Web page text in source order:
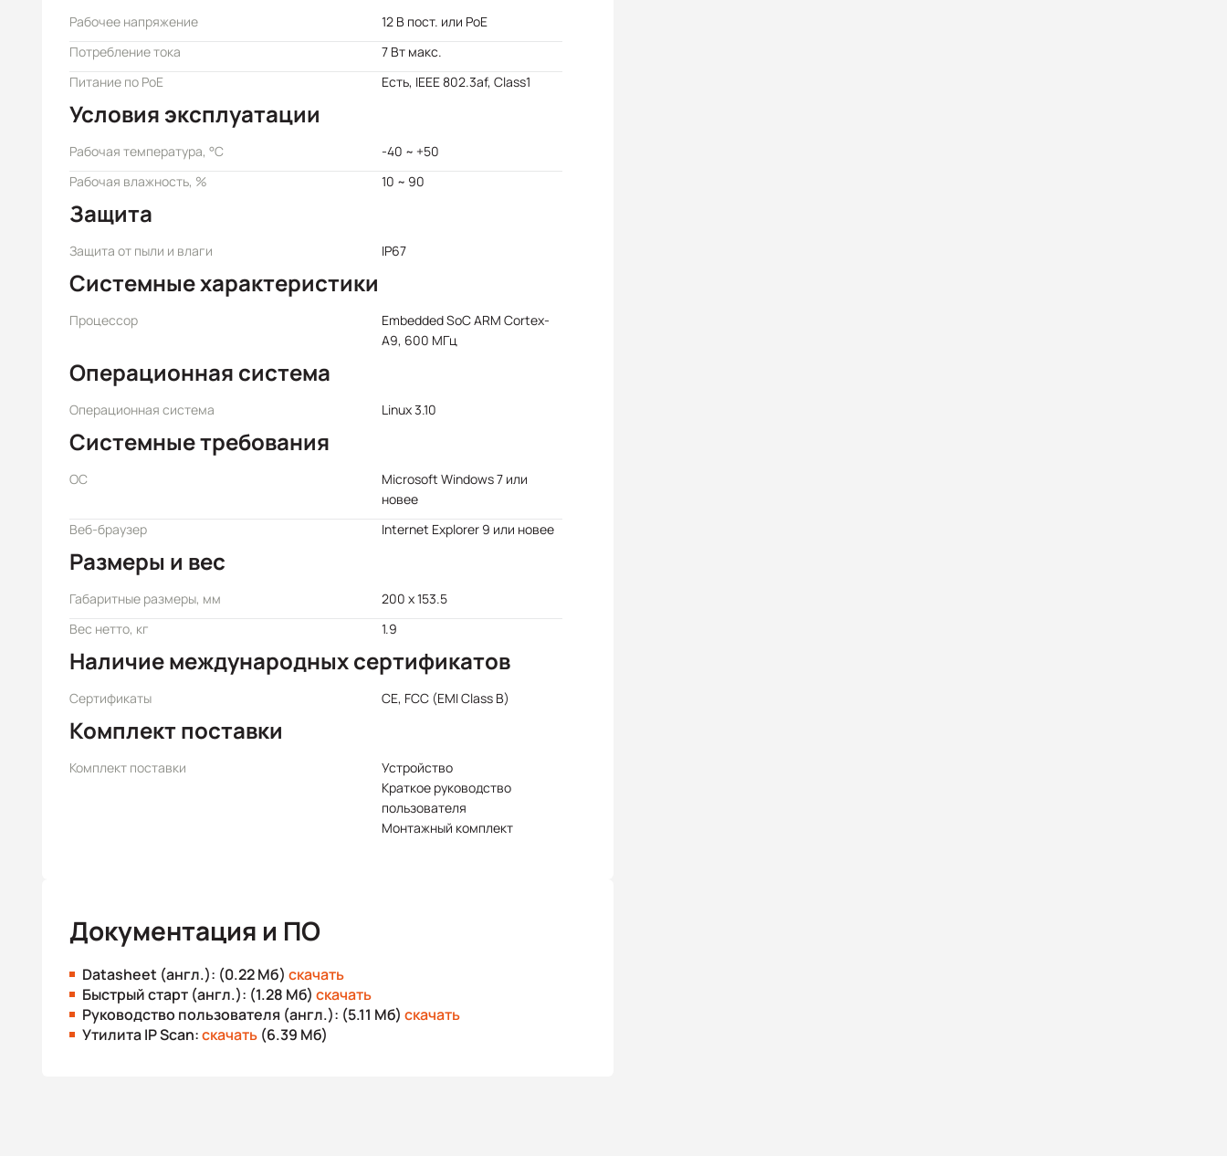
Рабочее напряжение
12 В пост. или PoE
Потребление тока
7 Вт макс.
Питание по PoE
Есть, IEEE 802.3af, Class1
Условия эксплуатации
Рабочая температура, °C
-40 ~ +50
Рабочая влажность, %
10 ~ 90
Защита
Защита от пыли и влаги IP67
Системные характеристики
Процессор
Embedded SoC ARM Cortex-
A9, 600 МГц
Операционная система
Операционная система Linux 3.10
Системные требования
ОС
Microsoft Windows 7 или
новее
Веб-браузер
Internet Explorer 9 или новее
Размеры и вес
Габаритные размеры, мм
200 x 153.5
Вес нетто, кг
1.9
Наличие международных сертификатов
Сертификаты CE, FCC (EMI Class B)
Комплект поставки
Комплект поставки
Устройство
Краткое руководство
пользователя
Монтажный комплект
Документация и ПО
Datasheet (англ.): (0.22 Мб) скачать
Быстрый старт (англ.): (1.28 Мб) скачать
Руководство пользователя (англ.): (5.11 Мб) скачать
Утилита IP Scan:скачать (6.39 Мб)